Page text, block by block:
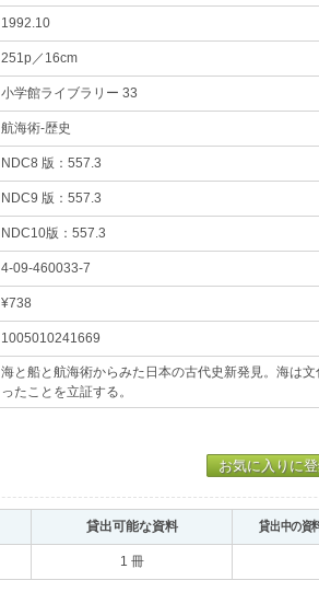
1992.10
251p／16cm
小学館ライブラリー 33
航海術-歴史
NDC8 版：557.3
NDC9 版：557.3
NDC10版：557.3
4-09-460033-7
¥738
1005010241669
海と船と航海術からみた日本の古代史新発見。海は
ったことを立証する。
お気に入りに
貸出可能な資料 貸出中の資
1 冊